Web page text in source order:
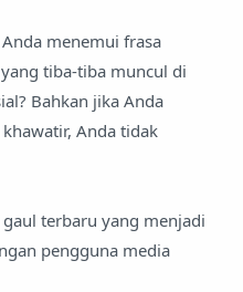
menemui frasa
tiba-tiba muncul di
Bahkan jika Anda
Anda tidak
terbaru yang menjadi
pengguna media